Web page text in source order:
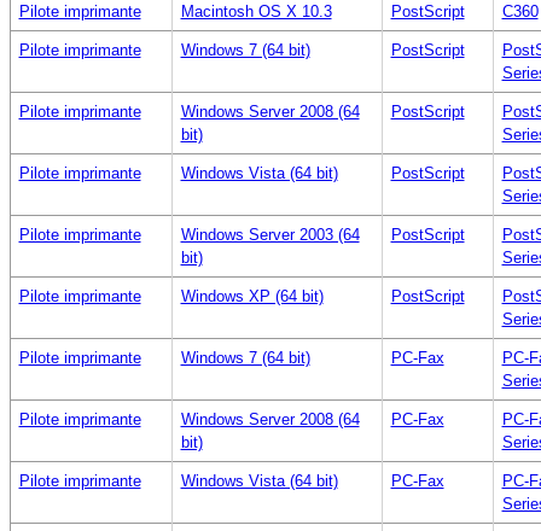
Pilote imprimante Macintosh OS X 10.3 PostScript C360
Pilote imprimante Windows 7 (64 bit) PostScript
Pilote imprimante
Windows Server 2008 (64
bit)
PostScript
Pilote imprimante Windows Vista (64 bit) PostScript
Pilote imprimante
Windows Server 2003 (64
bit)
PostScript
Pilote imprimante Windows XP (64 bit) PostScript
Pilote imprimante Windows 7 (64 bit) PC-Fax
PC-
Pilote imprimante
Windows Server 2008 (64
bit)
PC-Fax
PC-
Pilote imprimante Windows Vista (64 bit) PC-Fax
PC-